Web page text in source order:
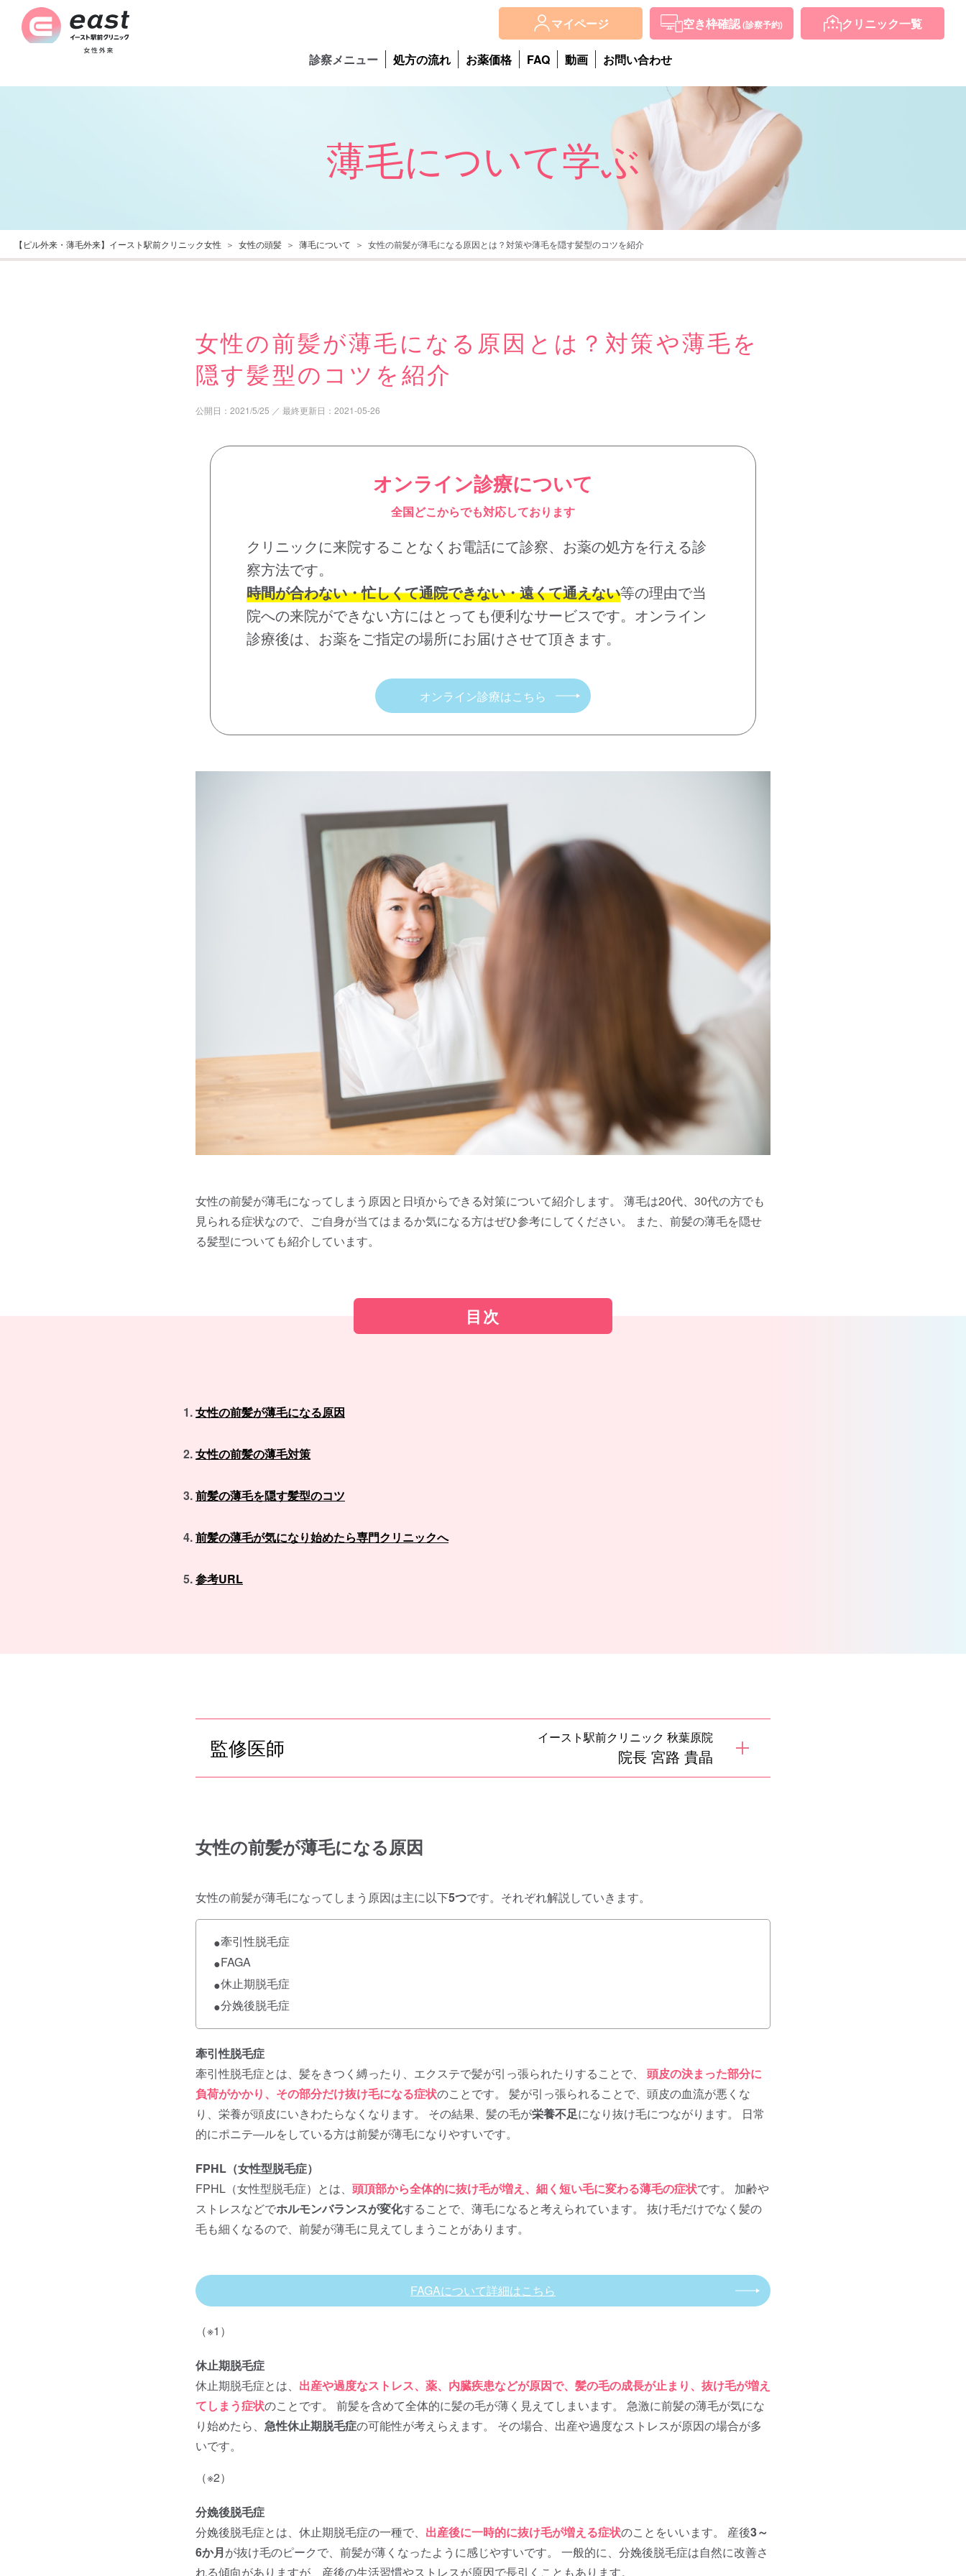
マイページ 空き枠確認(診察予約) クリニック一覧
診察メニュー 処方の流れ お薬価格 FAQ 動画 お問い合わせ
薄毛について学ぶ
【ピル外来・薄毛外来】イースト駅前クリニック女性 女性の頭髪 薄毛について 女性の前髪が薄毛になる原因とは？対策や薄毛を隠す髪型のコツを紹介
女性の前髪が薄毛になる原因とは？対策や薄毛を
隠す髪型のコツを紹介
公開日： 2021/5/25 ／ 最終更新日： 2021-05-26
オンライン診療について
全国どこからでも対応しております
クリニックに来院することなくお電話にて診察、お薬の処方を行える診
察方法です。
時間が合わない・忙しくて通院できない・遠くて通えない等の理由で当
院への来院ができない方にはとっても便利なサービスです。オンライン
診療後は、お薬をご指定の場所にお届けさせて頂きます。
オンライン診療はこちら
女性の前髪が薄毛になってしまう原因と日頃からできる対策について紹介します。 薄毛は20代、30代の方でも
見られる症状なので、ご自身が当てはまるか気になる方はぜひ参考にしてください。 また、前髪の薄毛を隠せ
る髪型についても紹介しています。
目次
女性の前髪が薄毛になる原因
女性の前髪の薄毛対策
前髪の薄毛を隠す髪型のコツ
前髪の薄毛が気になり始めたら専門クリニックへ
参考URL
監修医師 イースト駅前クリニック 秋葉原院
院長 宮路 貴晶
女性の前髪が薄毛になる原因
女性の前髪が薄毛になってしまう原因は主に以下5つです。それぞれ解説していきます。
●牽引性脱毛症
●FAGA
●休止期脱毛症
●分娩後脱毛症
牽引性脱毛症
牽引性脱毛症とは、髪をきつく縛ったり、エクステで髪が引っ張られたりすることで、 頭皮の決まった部分に
負荷がかかり、その部分だけ抜け毛になる症状のことです。 髪が引っ張られることで、頭皮の血流が悪くな
り、栄養が頭皮にいきわたらなくなります。 その結果、髪の毛が栄養不足になり抜け毛につながります。 日常
的にポニテ―ルをしている方は前髪が薄毛になりやすいです。
FPHL（女性型脱毛症）
FPHL（女性型脱毛症）とは、 頭頂部から全体的に抜け毛が増え、細く短い毛に変わる薄毛の症状です。 加齢や
ストレスなどでホルモンバランスが変化することで、薄毛になると考えられています。 抜け毛だけでなく髪の
毛も細くなるので、前髪が薄毛に見えてしまうことがあります。
FAGAについて詳細はこちら
（※1）
休止期脱毛症
休止期脱毛症とは、 出産や過度なストレス、薬、内臓疾患などが原因で、髪の毛の成長が止まり、抜け毛が増え
てしまう症状のことです。 前髪を含めて全体的に髪の毛が薄く見えてしまいます。 急激に前髪の薄毛が気にな
り始めたら、 急性休止期脱毛症の可能性が考えらえます。 その場合、出産や過度なストレスが原因の場合が多
いです。
（※2）
分娩後脱毛症
分娩後脱毛症とは、休止期脱毛症の一種で、 出産後に一時的に抜け毛が増える症状のことをいいます。 産後3～
6か月が抜け毛のピークで、前髪が薄くなったように感じやすいです。 一般的に、分娩後脱毛症は自然に改善さ
れる傾向がありますが、産後の生活習慣やストレスが原因で長引くこともあります。